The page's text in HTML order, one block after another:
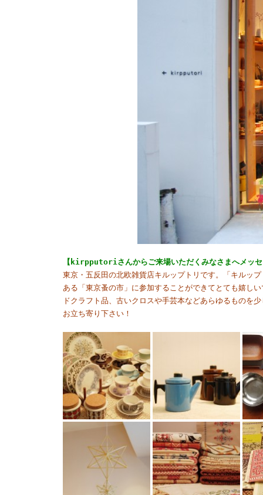
【kirpputoriさんからご来場いただくみなさまへメッセ
東京・五反田の北欧雑貨店キルップトリです。「キルッ
ある「東京蚤の市」に参加することができてとても嬉
ドクラフト品、古いクロスや手芸本などあらゆるものを
お立ち寄り下さい！